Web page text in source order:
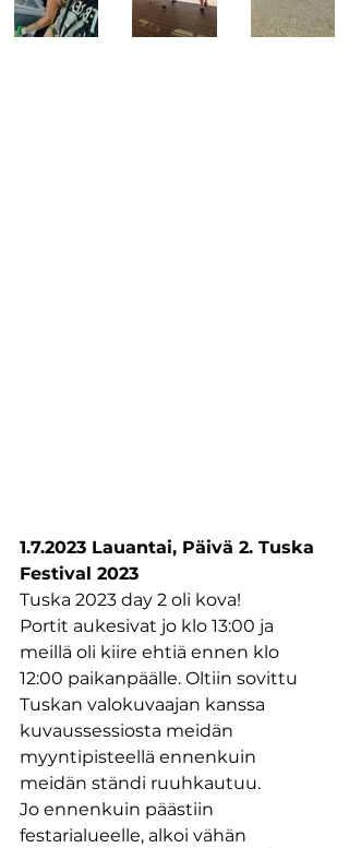
1.7.2023 Lauantai, Päivä 2. Tuska
Festival 2023
Tuska 2023 day 2 oli kova!
Portit aukesivat jo klo 13:00 ja
meillä oli kiire ehtiä ennen klo
12:00 paikanpäälle. Oltiin sovittu
Tuskan valokuvaajan kanssa
kuvaussessiosta meidän
myyntipisteellä ennenkuin
meidän ständi ruuhkautuu.
Jo ennenkuin päästiin
festarialueelle, alkoi vähän